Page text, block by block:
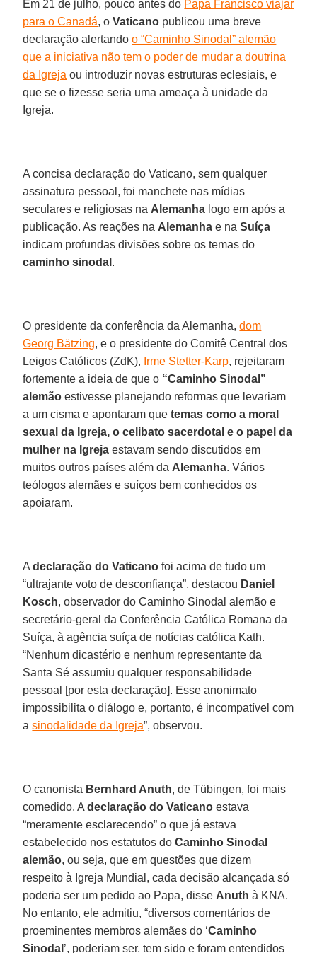
Em 21 de julho, pouco antes do Papa Francisco viajar
para o Canadá, oVaticano publicou uma breve
declaração alertandoo “Caminho Sinodal” alemão
que a iniciativa não tem o poder de mudar a doutrina
da Igreja ou introduzir novas estruturas eclesiais, e
que se o fizesse seria uma ameaça à unidade da
Igreja.
A concisa declaração do Vaticano, sem qualquer
assinatura pessoal, foi manchete nas mídias
seculares e religiosas na Alemanha logo em após a
publicação. As reações na Alemanha e naSuíça
indicam profundas divisões sobre os temas do
caminho sinodal .
O presidente da conferência da Alemanha,dom
Georg Bätzing, e o presidente do Comitê Central dos
Leigos Católicos (ZdK), Irme Stetter-Karp, rejeitaram
fortemente a ideia de que o “Caminho Sinodal”
alemão estivesse planejando reformas que levariam
a um cisma e apontaram quetemas como a moral
sexual da Igreja, o celibato sacerdotal e o papel da
mulher na Igreja estavam sendo discutidos em
muitos outros países além da Alemanha. Vários
teólogos alemães e suíços bem conhecidos os
apoiaram.
Adeclaração do Vaticano foi acima de tudo um
“ultrajante voto de desconfiança”, destacou Daniel
Kosch, observador do Caminho Sinodal alemão e
secretário-geral da Conferência Católica Romana da
Suíça, à agência suíça de notícias católica Kath.
“Nenhum dicastério e nenhum representante da
Santa Sé assumiu qualquer responsabilidade
pessoal [por esta declaração]. Esse anonimato
impossibilita o diálogo e, portanto, é incompatível com
asinodalidade da Igreja”, observou.
O canonista Bernhard Anuth, de Tübingen, foi mais
comedido. Adeclaração do Vaticano estava
“meramente esclarecendo” o que já estava
estabelecido nos estatutos doCaminho Sinodal
alemão, ou seja, que em questões que dizem
respeito à Igreja Mundial, cada decisão alcançada só
poderia ser um pedido ao Papa, disse Anuth à KNA.
No entanto, ele admitiu, “diversos comentários de
proeminentes membros alemães do ‘Caminho
Sinodal ’, poderiam ser, tem sido e foram entendidos